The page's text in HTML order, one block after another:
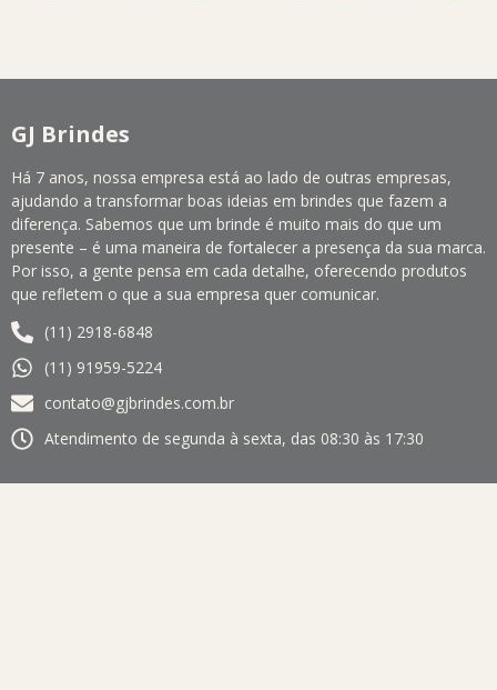
GJ Brindes
Há 7 anos, nossa empresa está ao lado de outras empresas,
ajudando a transformar boas ideias em brindes que fazem a
diferença. Sabemos que um brinde é muito mais do que um
presente – é uma maneira de fortalecer a presença da sua marca.
Por isso, a gente pensa em cada detalhe, oferecendo produtos
que refletem o que a sua empresa quer comunicar.
(11) 2918-6848
(11) 91959-5224
contato@gjbrindes.com.br
Atendimento de segunda à sexta, das 08:30 às 17:30